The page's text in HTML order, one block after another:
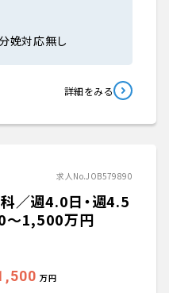
娩対応無し
詳細をみる
求人No.JOB579890
／週4.0日・週4.5
〜1,500万円
万円